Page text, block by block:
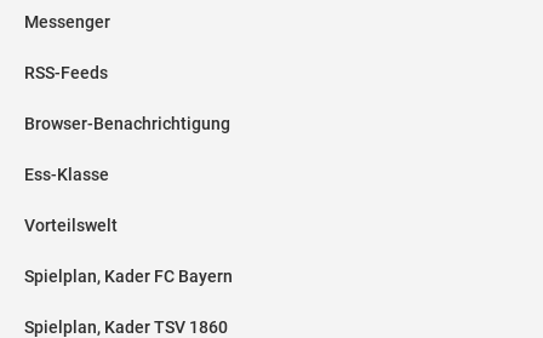
Messenger
RSS-Feeds
Browser-Benachrichtigung
Ess-Klasse
Vorteilswelt
Spielplan, Kader FC Bayern
Spielplan, Kader TSV 1860